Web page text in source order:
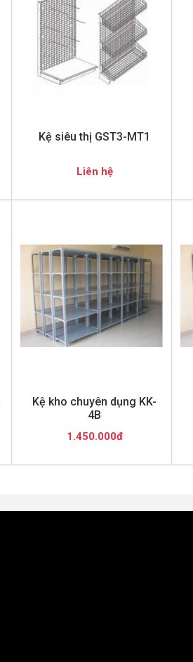
Kệ siêu thị GST3-MT1
Liên hệ
Kệ kho chuyên dụng KK-
4B
1.450.000đ